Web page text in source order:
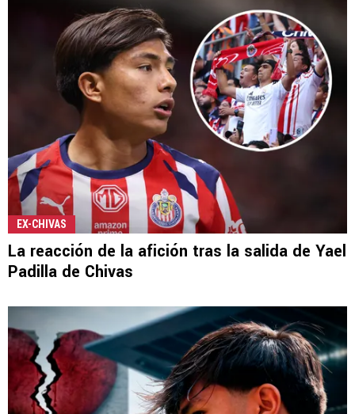
EX-CHIVAS
La reacción de la afición tras la salida de Yael
Padilla de Chivas